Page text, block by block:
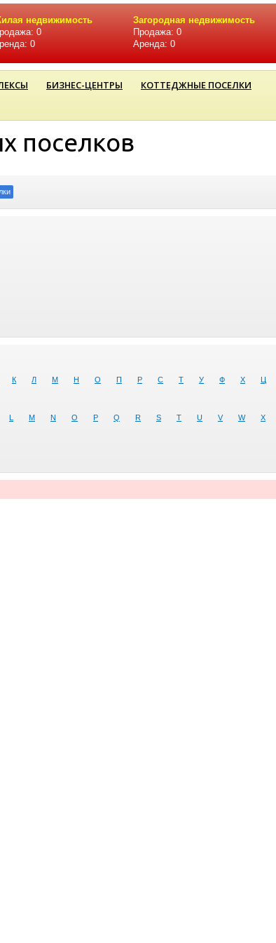
недвижимость
0
0
Загородная недвижимость
Продажа: 0
Аренда: 0
БИЗНЕС-ЦЕНТРЫ
КОТТЕДЖНЫЕ ПОСЕЛКИ
поселков
К Л М Н О П Р С Т У Ф Х Ц
L M N O P Q R S T U V W X